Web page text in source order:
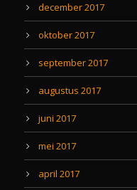
december 2017
oktober 2017
september 2017
augustus 2017
juni 2017
mei 2017
april 2017